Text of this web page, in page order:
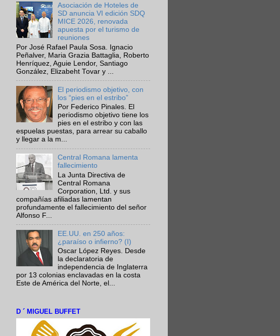
Asociación de Hoteles de
SD anuncia VI edición SDQ
MICE 2026, renovada
apuesta por el turismo de
reuniones
Por José Rafael Paula Sosa. Ignacio
Peñalver, Maria Grazia Battaglia, Roberto
Henríquez, Aguie Lendor, Santiago
González, Elizabeht Tovar y ...
El periodismo objetivo, con
los “pies en el estribo”
Por Federico Pinales. El
periodismo objetivo tiene los
pies en el estribo y con las
espuelas puestas, para arrear su caballo
y llegar a la m...
Central Romana lamenta
fallecimiento
La Junta Directiva de
Central Romana
Corporation, Ltd. y sus
compañías afiliadas lamentan
profundamente el fallecimiento del señor
Alfonso F...
EE.UU. en 250 años:
¿paraíso o infierno? (I)
Oscar López Reyes. Desde
la declaratoria de
independencia de Inglaterra
por 13 colonias enclavadas en la costa
Este de América del Norte, el...
D ´ MIGUEL BUFFET